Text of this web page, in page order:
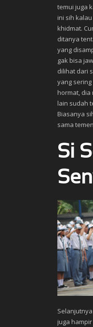
temui juga
ini sih
khidmat.
ditanya
yang
gak bisa
dilihat dari
yang
hormat, dia
lain sudah
Biasanya
sama
Si
juga